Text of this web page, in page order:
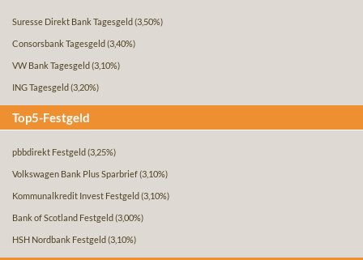
Suresse Direkt Bank Tagesgeld (3,50%)
Consorsbank Tagesgeld (3,40%)
VW Bank Tagesgeld (3,10%)
ING Tagesgeld (3,20%)
Top5-Festgeld
pbbdirekt Festgeld (3,25%)
Volkswagen Bank Plus Sparbrief(3,10%)
Kommunalkredit Invest Festgeld (3,10%)
Bank of Scotland Festgeld (3,00%)
HSH Nordbank Festgeld (3,10%)